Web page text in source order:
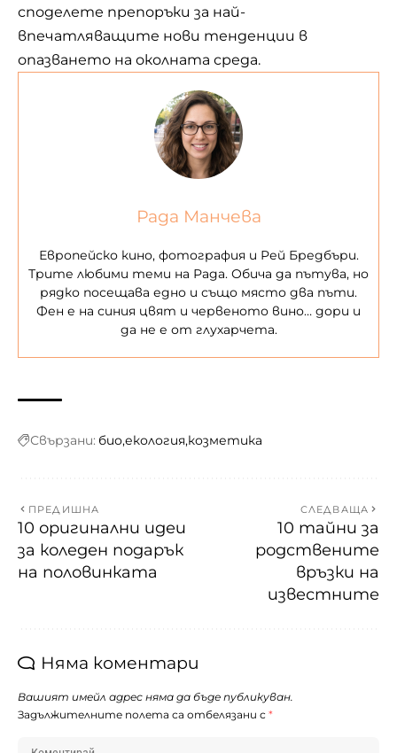
споделете препоръки за най-
впечатляващите нови тенденции в
опазването на околната среда.
Рада Манчева
Европейско кино, фотография и Рей Бредбъри.
Трите любими теми на Рада. Обича да пътува, но
рядко посещава едно и също място два пъти.
Фен е на синия цвят и червеното вино… дори и
да не е от глухарчета.
Свързани: биоекология козметика
ПРЕДИШНА
10 оригинални идеи
за коледен подарък
на половинката
СЛЕДВАЩА
10 тайни за
родствените
връзки на
известните
Няма коментари
Вашият имейл адрес няма да бъде публикуван.
Задължителните полета са отбелязани с *